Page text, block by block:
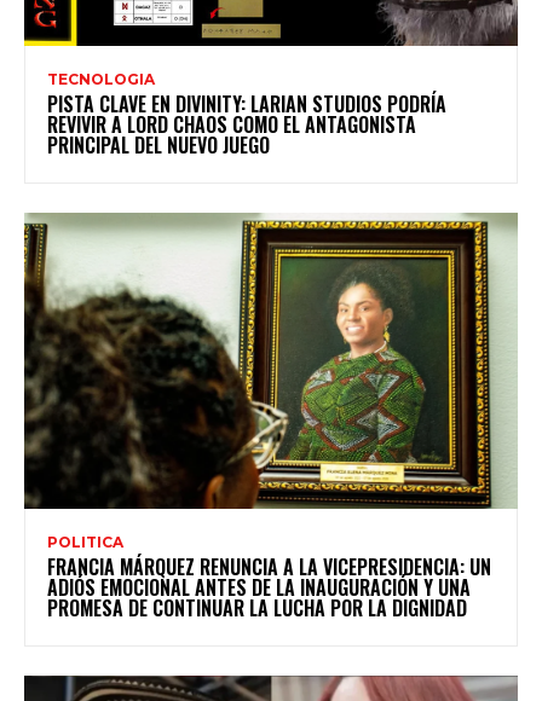
TECNOLOGIA
PISTA CLAVE EN DIVINITY: LARIAN STUDIOS PODRÍA
REVIVIR A LORD CHAOS COMO EL ANTAGONISTA
PRINCIPAL DEL NUEVO JUEGO
POLITICA
FRANCIA MÁRQUEZ RENUNCIA A LA VICEPRESIDENCIA: UN
ADIÓS EMOCIONAL ANTES DE LA INAUGURACIÓN Y UNA
PROMESA DE CONTINUAR LA LUCHA POR LA DIGNIDAD